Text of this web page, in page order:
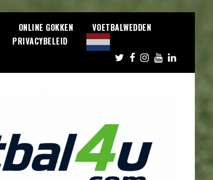
ONLINE GOKKEN
VOETBALWEDDEN
PRIVACYBELEID